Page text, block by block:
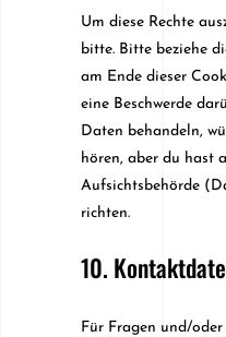
Um diese Rechte
bitte. Bitte beziehe
am Ende dieser
eine Beschwerde
Daten behandeln,
hören, aber du hast
Aufsichtsbehörde
richten.
10.
Für Fragen und/